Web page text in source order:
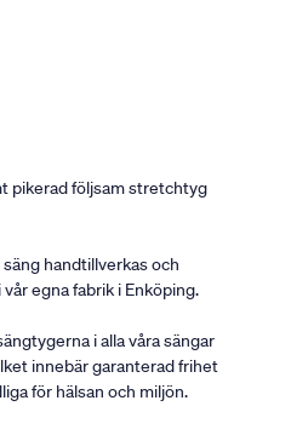
pikerad följsam stretchtyg
säng handtillverkas och
egna fabrik i Enköping.
i alla våra sängar
innebär garanterad frihet
för hälsan och miljön.